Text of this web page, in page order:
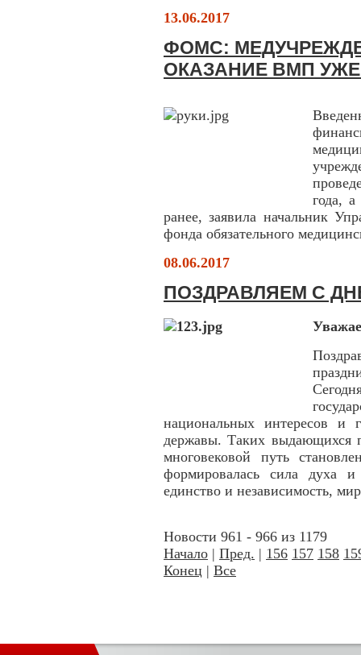
13.06.2017
ФОМС:
ОКАЗАНИЕ ВМП
года,
ранее, заявила начальник
фонда обязательного
08.06.2017
ПОЗДРАВЛЯЕМ С
национальных интересов и
державы. Таких выдающихся
многовековой путь
формировалась сила духа
единство и независимость,
Новости 961 - 966 из 1179
Начало | Пред. | 156 157 158
Конец | Все